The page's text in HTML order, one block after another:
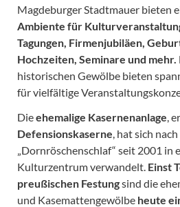
Magdeburger Stadtmauer bieten
Ambiente für
Tagungen, Firmenjubiläen,
Hochzeiten, Seminare und mehr.
historischen Gewölbe bieten
für vielfältige
Dieehemalige Kasernenanlage ,
Defensionskaserne , hat sich
„Dornröschenschlaf“ seit 2001 in
Kulturzentrum verwandelt. Einst
preußischen Festungsind die
und Kasemattengewölbe heute